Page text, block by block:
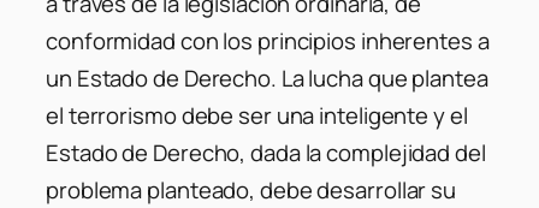
conformidad con los principios inherentes a
un Estado de Derecho. La lucha que plantea
el terrorismo debe ser una inteligente y el
Estado de Derecho, dada la complejidad del
problema planteado, debe desarrollar su